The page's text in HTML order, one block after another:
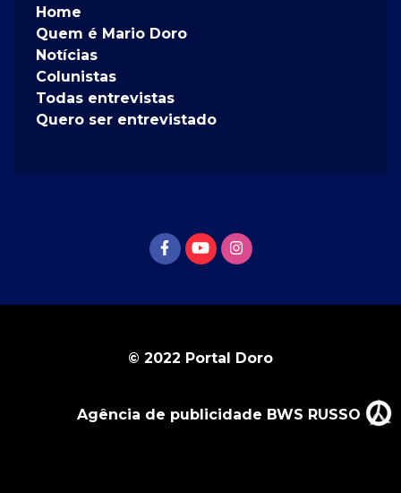
Home
Quem é Mario Doro
Notícias
Colunistas
Todas entrevistas
Quero ser entrevistado
© 2022 Portal Doro
Agência de publicidade BWS RUSSO